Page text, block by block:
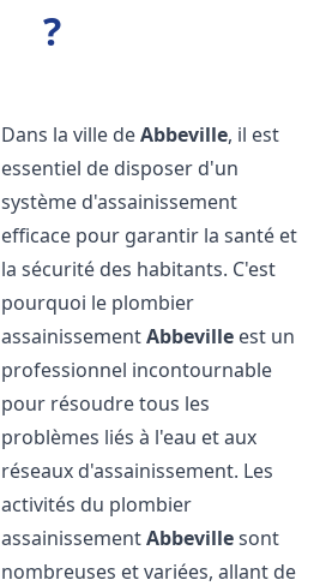
?
Dans la ville deAbbeville, il est
essentiel de disposer d'un
système d'assainissement
efficace pour garantir la santé et
la sécurité des habitants. C'est
pourquoi le plombier
assainissementAbbeville est un
professionnel incontournable
pour résoudre tous les
problèmes liés à l'eau et aux
réseaux d'assainissement. Les
activités du plombier
assainissementAbbevillesont
nombreuses et variées, allant de